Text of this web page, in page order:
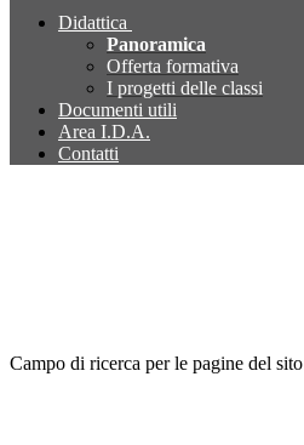
Didattica
Panoramica
Offerta formativa
I progetti delle classi
Documenti utili
Area I.D.A.
Contatti
Campo di ricerca per le pagine del sito